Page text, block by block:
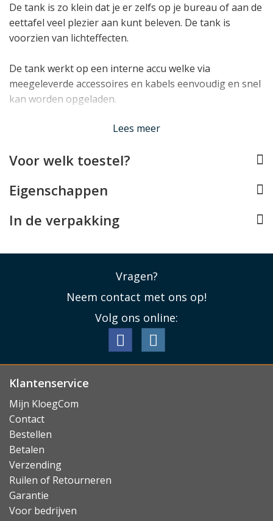
De tank is zo klein dat je er zelfs op je bureau of aan de
eettafel veel plezier aan kunt beleven. De tank is
voorzien van lichteffecten.
De tank werkt op een interne accu welke via
meegeleverde accessoires en kabels eenvoudig en snel
kan worden opgeladen.
Lees minder
Lees meer
Voor welk toestel?
Eigenschappen
In de verpakking
Vragen?
Neem contact met ons op!
Volg ons online:
Klantenservice
Mijn KloegCom
Contact
Bestellen
Betalen
Verzending
Ruilen of Retourneren
Garantie
Voor bedrijven